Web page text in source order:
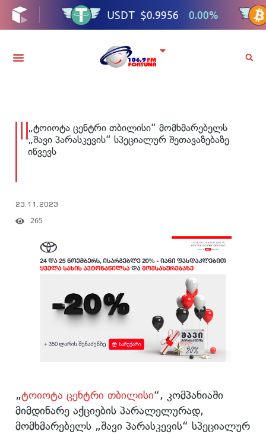
„ტოიოტა ცენტრი თბილისი“ მომხმარებელს
„შავი პარასკევის“ სპეციალურ შეთავაზებაზე
იწვევს
23.11.2023
265
„ტოიოტა ცენტრი თბილისი“, კომპანიაში
მიმდინარე აქციების პარალელურად,
მომხმარებელს „შავი პარასკევის“ სპეციალურ